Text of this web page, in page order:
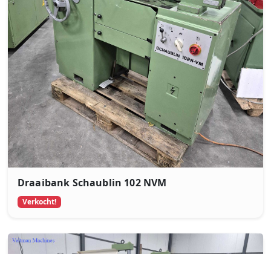
Draaibank Schaublin 102 NVM
Verkocht!